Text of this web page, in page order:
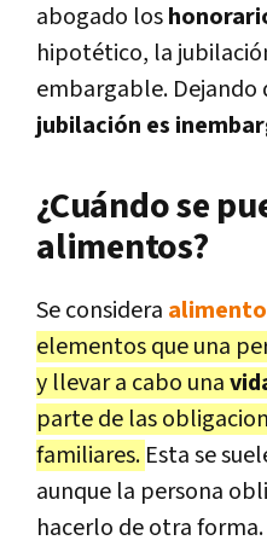
abogado los
hipotético, la
embargable. Dejando
jubilación es
¿Cuándo se
alimentos?
Se considera
elementos que una
y llevar a cabo una
parte de las
familiares. Esta se
aunque la persona
hacerlo de otra forma.